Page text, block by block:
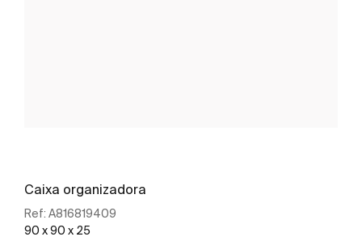
Caixa organizadora
Ref: A816819409
90 x 90 x 25